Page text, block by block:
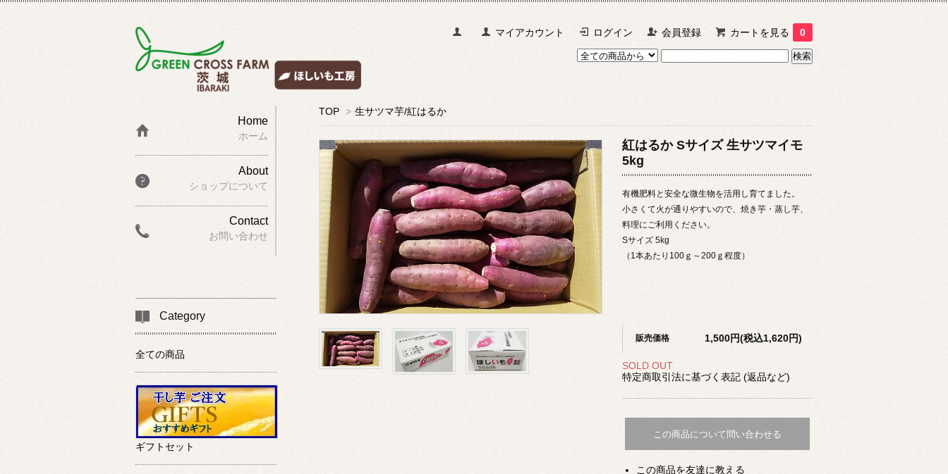
マイアカウント ログイン 会員登録 カートを見る 0
TOP > 生サツマ芋/紅はるか
紅はるか Sサイズ 生サツマイモ
5kg
有機肥料と安全な微生物を活用し育てました。
小さくて火が通りやすいので、焼き芋・蒸し芋、
料理にご利用ください。
Sサイズ 5kg
（1本あたり100ｇ～200ｇ程度）
販売価格 1,500円(税込1,620円)
SOLD OUT
特定商取引法に基づく表記 (返品など)
この商品について問い合わせる
この商品を友達に教える
Home
ホーム
About
ショップについて
Contact
お問い合わせ
Category
全ての商品
ギフトセット